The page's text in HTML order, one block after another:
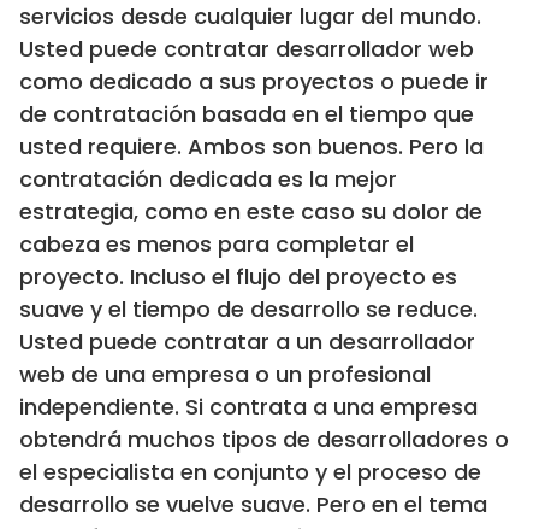
servicios desde cualquier lugar del mundo.
Usted puede contratar desarrollador web
como dedicado a sus proyectos o puede ir
de contratación basada en el tiempo que
usted requiere. Ambos son buenos. Pero la
contratación dedicada es la mejor
estrategia, como en este caso su dolor de
cabeza es menos para completar el
proyecto. Incluso el flujo del proyecto es
suave y el tiempo de desarrollo se reduce.
Usted puede contratar a un desarrollador
web de una empresa o un profesional
independiente. Si contrata a una empresa
obtendrá muchos tipos de desarrolladores o
el especialista en conjunto y el proceso de
desarrollo se vuelve suave. Pero en el tema